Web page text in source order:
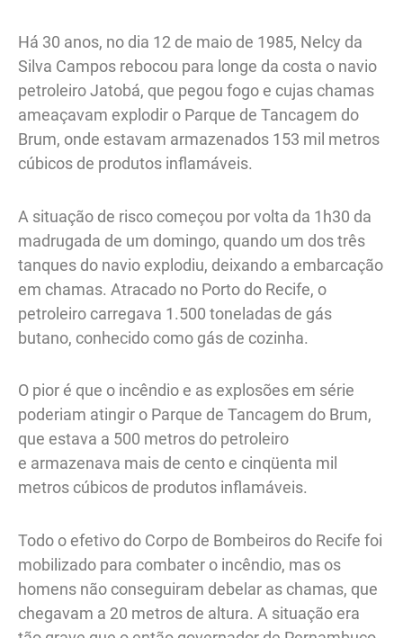
Há 30 anos, no dia 12 de maio de 1985, Nelcy da
Silva Campos rebocou para longe da costa o navio
petroleiro Jatobá, que pegou fogo e cujas chamas
ameaçavam explodir o Parque de Tancagem do
Brum, onde estavam armazenados 153 mil metros
cúbicos de produtos inflamáveis.
A situação de risco começou por volta da 1h30 da
madrugada de um domingo, quando um dos três
tanques do navio explodiu, deixando a embarcação
em chamas. Atracado no Porto do Recife, o
petroleiro carregava 1.500 toneladas de gás
butano, conhecido como gás de cozinha.
O pior é que o incêndio e as explosões em série
poderiam atingir o Parque de Tancagem do Brum,
que estava a 500 metros do petroleiro
e armazenava mais de cento e cinqüenta mil
metros cúbicos de produtos inflamáveis.
Todo o efetivo do Corpo de Bombeiros do Recife foi
mobilizado para combater o incêndio, mas os
homens não conseguiram debelar as chamas, que
chegavam a 20 metros de altura. A situação era